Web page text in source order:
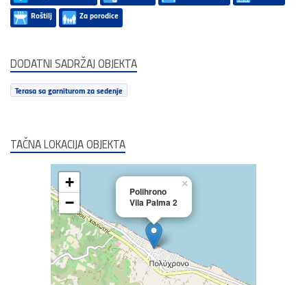
Roštilj
Za porodice
DODATNI SADRŽAJ OBJEKTA
Terasa sa garniturom za sedenje
TAČNA LOKACIJA OBJEKTA
Polihrono
Vila Palma 2
×
+
−